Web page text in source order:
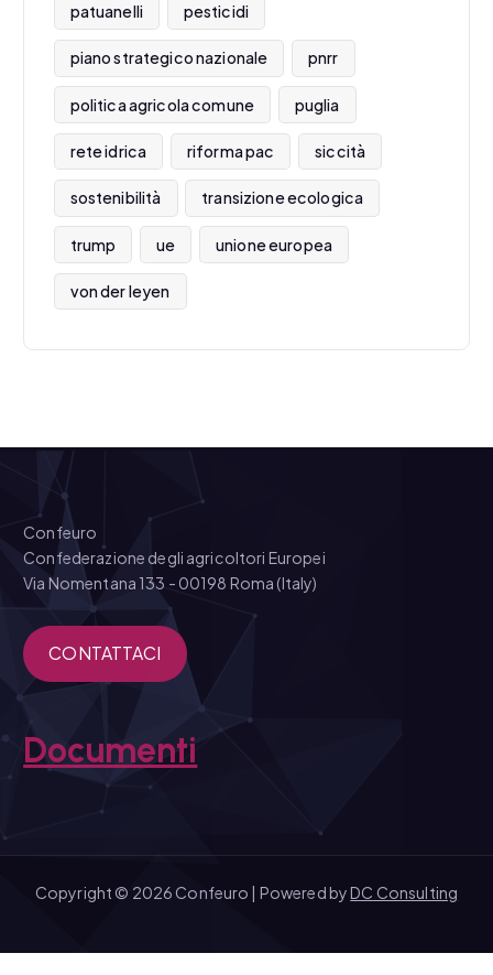
patuanelli pesticidi
piano strategico nazionale pnrr
politica agricola comune puglia
rete idrica riforma pac siccità
sostenibilità transizione ecologica
trump ue unione europea
von der leyen
Confeuro
Confederazione degli agricoltori Europei
Via Nomentana 133 - 00198 Roma (Italy)
CONTATTACI
Documenti
Copyright © 2026 Confeuro | Powered byDC Consulting